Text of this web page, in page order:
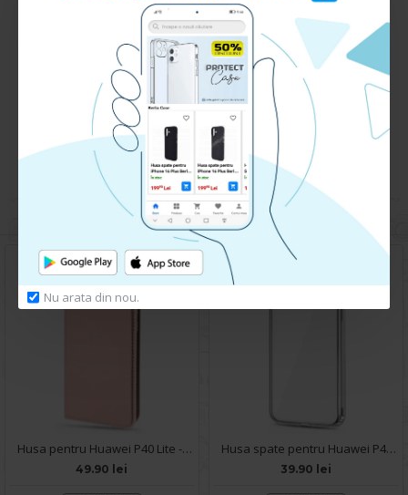
Nu arata din nou.
Nu sunt recenzii la acest produs.
Adauga Recenzie
autentifica-te sau inregistreaza un cont nou
pentru a putea lasa o recenzie
Huse pentru acelasi telefon
Husa pentru Huawei P40 Lite - Carte X-Power Rose
49.90 lei
Husa spate pentru Huawei P40 Lite - Protect+
39.90 lei